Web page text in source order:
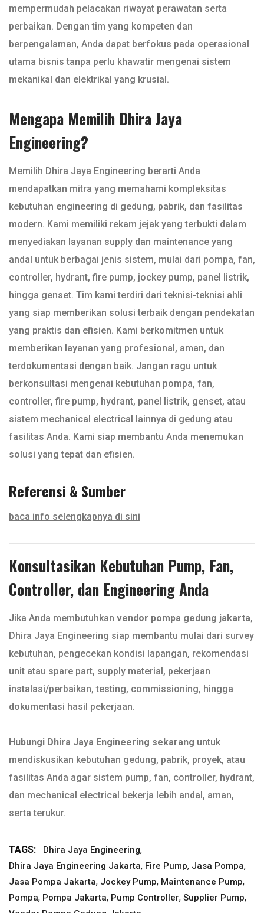
mempermudah pelacakan riwayat perawatan serta
perbaikan. Dengan tim yang kompeten dan
berpengalaman, Anda dapat berfokus pada operasional
utama bisnis tanpa perlu khawatir mengenai sistem
mekanikal dan elektrikal yang krusial.
Mengapa Memilih Dhira Jaya
Engineering?
Memilih Dhira Jaya Engineering berarti Anda
mendapatkan mitra yang memahami kompleksitas
kebutuhan engineering di gedung, pabrik, dan fasilitas
modern. Kami memiliki rekam jejak yang terbukti dalam
menyediakan layanan supply dan maintenance yang
andal untuk berbagai jenis sistem, mulai dari pompa, fan,
controller, hydrant, fire pump, jockey pump, panel listrik,
hingga genset. Tim kami terdiri dari teknisi-teknisi ahli
yang siap memberikan solusi terbaik dengan pendekatan
yang praktis dan efisien. Kami berkomitmen untuk
memberikan layanan yang profesional, aman, dan
terdokumentasi dengan baik. Jangan ragu untuk
berkonsultasi mengenai kebutuhan pompa, fan,
controller, fire pump, hydrant, panel listrik, genset, atau
sistem mechanical electrical lainnya di gedung atau
fasilitas Anda. Kami siap membantu Anda menemukan
solusi yang tepat dan efisien.
Referensi & Sumber
baca info selengkapnya di sini
Konsultasikan Kebutuhan Pump, Fan,
Controller, dan Engineering Anda
Jika Anda membutuhkan vendor pompa gedung jakarta,
Dhira Jaya Engineering siap membantu mulai dari survey
kebutuhan, pengecekan kondisi lapangan, rekomendasi
unit atau spare part, supply material, pekerjaan
instalasi/perbaikan, testing, commissioning, hingga
dokumentasi hasil pekerjaan.
Hubungi Dhira Jaya Engineering sekarang untuk
mendiskusikan kebutuhan gedung, pabrik, proyek, atau
fasilitas Anda agar sistem pump, fan, controller, hydrant,
dan mechanical electrical bekerja lebih andal, aman,
serta terukur.
TAGS: Dhira Jaya Engineering,
Dhira Jaya Engineering Jakarta, Fire Pump, Jasa Pompa,
Jasa Pompa Jakarta, Jockey Pump, Maintenance Pump,
Pompa, Pompa Jakarta, Pump Controller, Supplier Pump,